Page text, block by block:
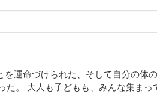
を運命づけられた、そして自分の体
た。 大人も子どもも、みんな集まっ